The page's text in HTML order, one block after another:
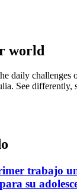
world
daily
See differently,
trabajo
su